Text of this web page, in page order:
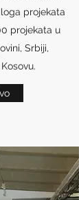
projekata
projekata u
Srbiji,